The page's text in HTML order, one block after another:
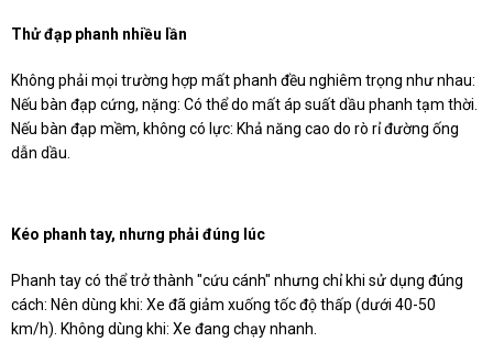
Thử đạp phanh nhiều lần
Không phải mọi trường hợp mất phanh đều nghiêm trọng như nhau:
Nếu bàn đạp cứng, nặng: Có thể do mất áp suất dầu phanh tạm thời.
Nếu bàn đạp mềm, không có lực: Khả năng cao do rò rỉ đường ống
dẫn dầu.
Kéo phanh tay, nhưng phải đúng lúc
Phanh tay có thể trở thành "cứu cánh" nhưng chỉ khi sử dụng đúng
cách: Nên dùng khi: Xe đã giảm xuống tốc độ thấp (dưới 40-50
km/h). Không dùng khi: Xe đang chạy nhanh.